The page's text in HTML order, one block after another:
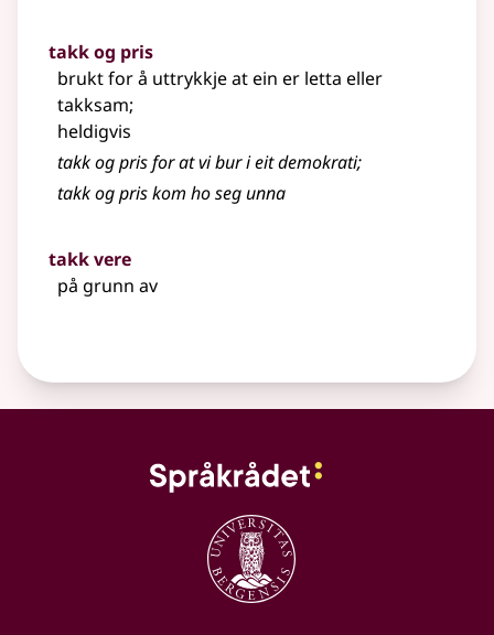
takk og pris
brukt for å uttrykkje at ein er letta eller
takksam;
heldigvis
takk og pris for at vi bur i eit demokrati;
takk og pris kom ho seg unna
takk vere
på grunn av